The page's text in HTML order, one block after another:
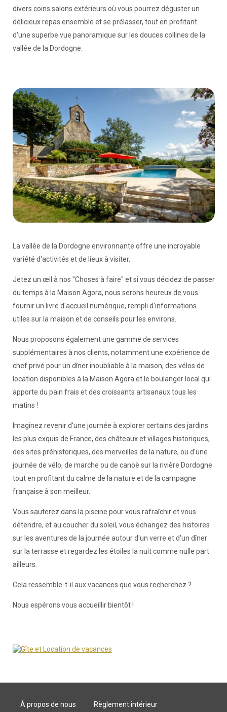
divers coins salons extérieurs où vous pourrez déguster un
délicieux repas ensemble et se prélasser, tout en profitant
d'une superbe vue panoramique sur les douces collines de la
vallée de la Dordogne.
La vallée de la Dordogne environnante offre une incroyable
variété d'activités et de lieux à visiter.
Jetez un œil à nos "Choses à faire" et si vous décidez de passer
du temps à la Maison Agora, nous serons heureux de vous
fournir un livre d'accueil numérique, rempli d'informations
utiles sur la maison et de conseils pour les environs.
Nous proposons également une gamme de services
supplémentaires à nos clients, notamment une expérience de
chef privé pour un dîner inoubliable à la maison, des vélos de
location disponibles à la Maison Agora et le boulanger local qui
apporte du pain frais et des croissants artisanaux tous les
matins !
Imaginez revenir d'une journée à explorer certains des jardins
les plus exquis de France, des châteaux et villages historiques,
des sites préhistoriques, des merveilles de la nature, ou d'une
journée de vélo, de marche ou de canoë sur la rivière Dordogne
tout en profitant du calme de la nature et de la campagne
française à son meilleur.
Vous sauterez dans la piscine pour vous rafraîchir et vous
détendre, et au coucher du soleil, vous échangez des histoires
sur les aventures de la journée autour d'un verre et d'un dîner
sur la terrasse et regardez les étoiles la nuit comme nulle part
ailleurs.
Cela ressemble-t-il aux vacances que vous recherchez ?
Nous espérons vous accueillir bientôt !
À propos de nous Règlement intérieur